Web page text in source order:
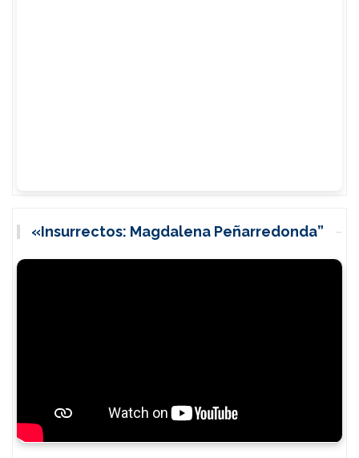
«Insurrectos: Magdalena Peñarredonda”